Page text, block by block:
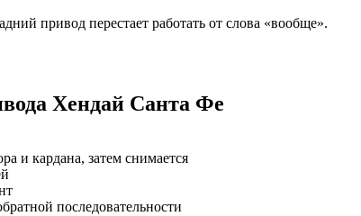
привод перестает работать от слова «вообще».
Хендай Санта Фе
и кардана, затем снимается
последовательности